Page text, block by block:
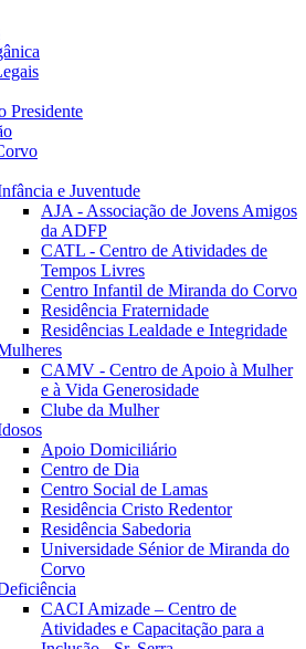
Presidente
e Juventude
AJA - Associação de Jovens Amigos
da ADFP
CATL - Centro de Atividades de
Tempos Livres
Centro Infantil de Miranda do Corvo
Residência Fraternidade
Residências Lealdade e Integridade
CAMV - Centro de Apoio à Mulher
e à Vida Generosidade
Clube da Mulher
Apoio Domiciliário
Centro de Dia
Centro Social de Lamas
Residência Cristo Redentor
Residência Sabedoria
Universidade Sénior de Miranda do
Corvo
CACI Amizade – Centro de
Atividades e Capacitação para a